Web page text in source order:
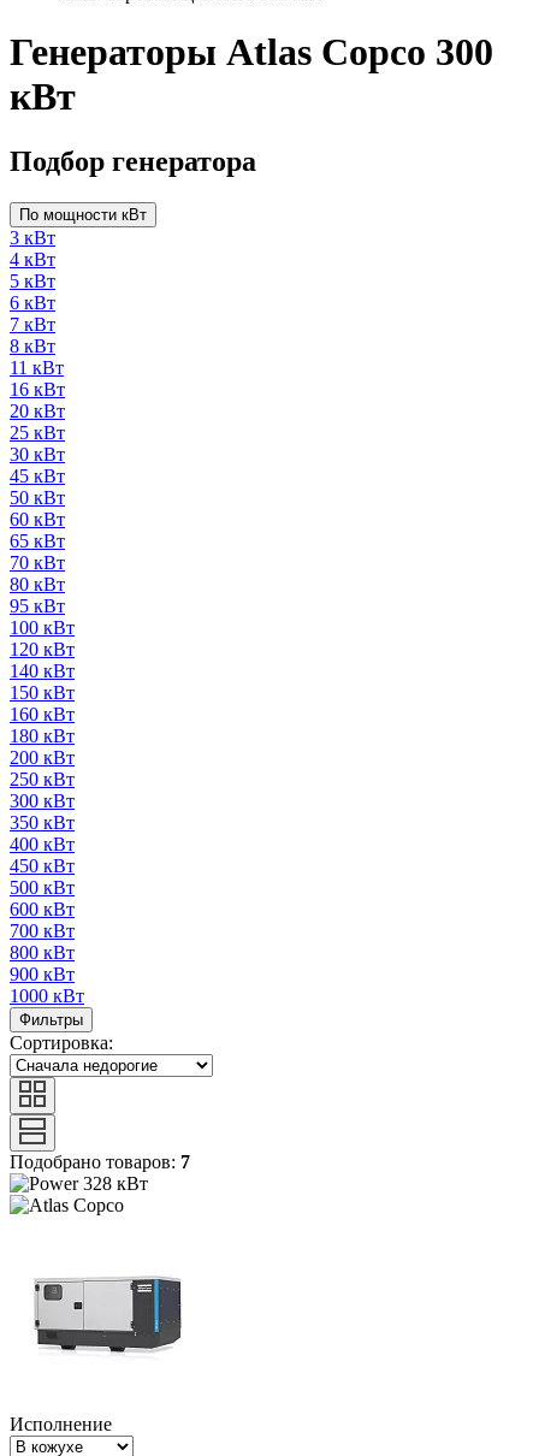
Генераторы Atlas Copco 300
кВт
Подбор генератора
По мощности кВт
3 кВт
4 кВт
5 кВт
6 кВт
7 кВт
8 кВт
11 кВт
16 кВт
20 кВт
25 кВт
30 кВт
45 кВт
50 кВт
60 кВт
65 кВт
70 кВт
80 кВт
95 кВт
100 кВт
120 кВт
140 кВт
150 кВт
160 кВт
180 кВт
200 кВт
250 кВт
300 кВт
350 кВт
400 кВт
450 кВт
500 кВт
600 кВт
700 кВт
800 кВт
900 кВт
1000 кВт
Фильтры
Сортировка:
Подобрано товаров: 7
328 кВт
Исполнение